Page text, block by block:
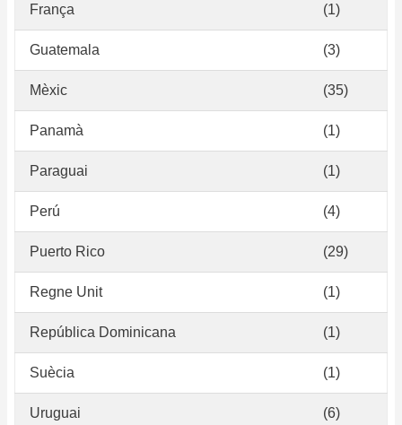
França (1)
Guatemala (3)
Mèxic (35)
Panamà (1)
Paraguai (1)
Perú (4)
Puerto Rico (29)
Regne Unit (1)
República Dominicana (1)
Suècia (1)
Uruguai (6)